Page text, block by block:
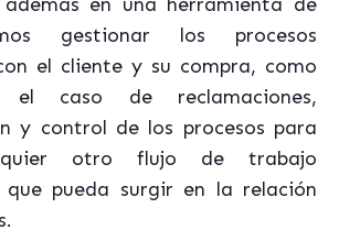
gestionar los procesos
el cliente y su compra, como
el caso de reclamaciones,
y control de los procesos para
otro flujo de trabajo
que pueda surgir en la relación